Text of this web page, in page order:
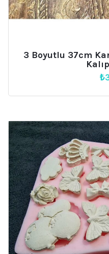
3 Boyutlu 37cm
₺